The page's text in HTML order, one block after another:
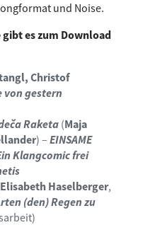
und Noise.
gibt es zum Download
Christof
von gestern
Raketa (Maja
) – EINSAME
Klangcomic frei
Elisabeth Haselberger,
(den) Regen zu